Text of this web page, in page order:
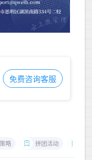
免费咨询客服
略 拼团活动